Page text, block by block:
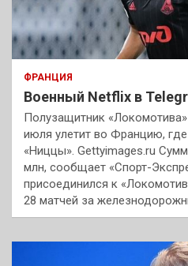
ФРАНЦИЯ
Военный Netflix в
Полузащитник
июля улетит во Францию,
«Ниццы». Gettyimages.ru
млн, сообщает «Спорт-
присоединился к
28 матчей за